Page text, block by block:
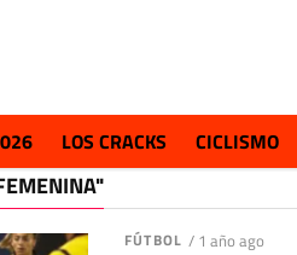
LOS CRACKS CICLISMO
FÚTBOL / 1 año ago